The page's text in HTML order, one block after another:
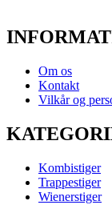
Om os
Kontakt
Vilkår og
Kombistiger
Trappestiger
Wienerstiger